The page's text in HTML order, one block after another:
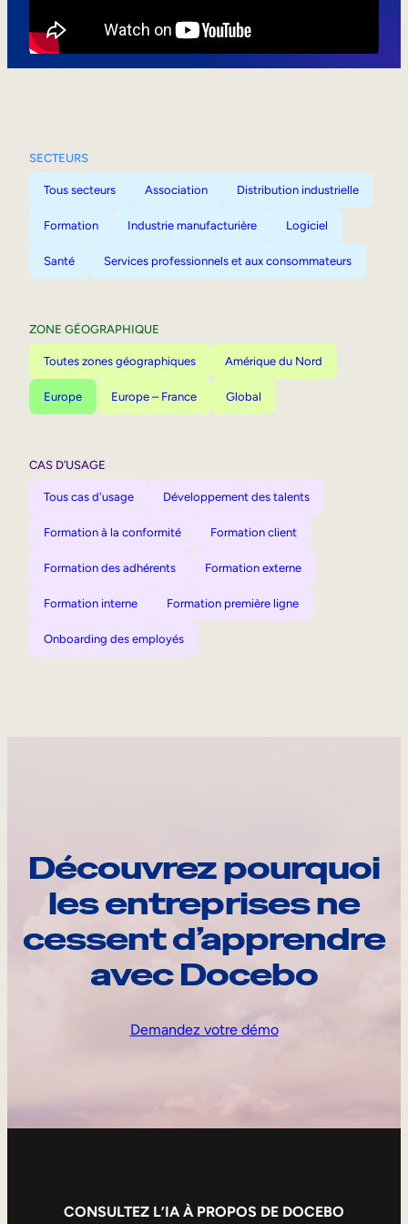
SECTEURS
Tous secteurs Association Distribution industrielle
Formation Industrie manufacturière Logiciel
Santé Services professionnels et aux consommateurs
ZONE GÉOGRAPHIQUE
Toutes zones géographiques Amérique du Nord
Europe Europe – France Global
CAS D’USAGE
Tous cas d'usage Développement des talents
Formation à la conformité Formation client
Formation des adhérents Formation externe
Formation interne Formation première ligne
Onboarding des employés
Découvrez pourquoi
les entreprises ne
cessent d’apprendre
avec Docebo
Demandez votre démo
CONSULTEZ L’IA À PROPOS DE DOCEBO